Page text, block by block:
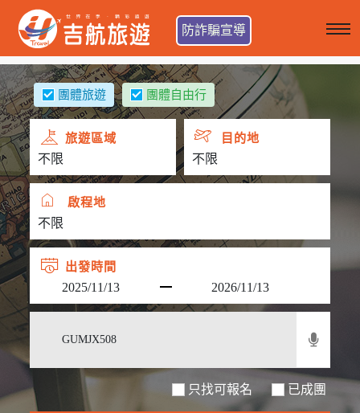
防詐騙宣導
團體旅遊 團體自由行
旅遊區域 目的地
啟程地
出發時間
只找可報名